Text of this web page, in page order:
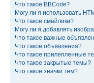
Что такое BBCode?
Могу ли я использовать
Что такое смайлики?
Могу ли я добавлять
Что такое важные
Что такое объявления?
Что такое прилепленные
Что такое закрытые темы?
Что такое значки тем?